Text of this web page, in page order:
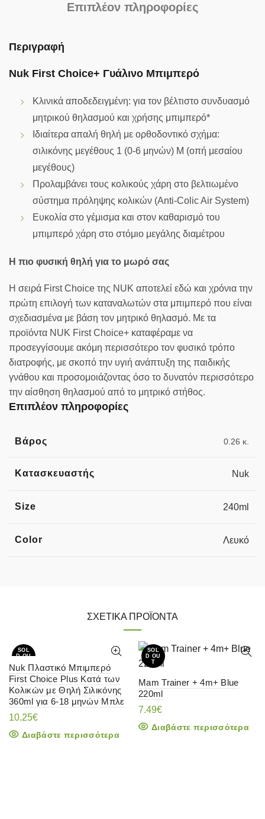
Επιπλέον πληροφορίες
Περιγραφή
Nuk First Choice+ Γυάλινο Μπιμπερό
Κλινικά αποδεδειγμένη: για τον βέλτιστο συνδυασμό
μητρικού θηλασμού και χρήσης μπιμπερό*
Ιδιαίτερα απαλή θηλή με ορθοδοντικό σχήμα:
σιλικόνης μεγέθους 1 (0-6 μηνών) M (οπή μεσαίου
μεγέθους)
Προλαμβάνει τους κολικούς χάρη στο βελτιωμένο
σύστημα πρόληψης κολικών (Anti-Colic Air System)
Ευκολία στο γέμισμα και στον καθαρισμό του
μπιμπερό χάρη στο στόμιο μεγάλης διαμέτρου
Η πιο φυσική θηλή για το μωρό σας
Η σειρά First Choice της NUK αποτελεί εδώ και χρόνια την
πρώτη επιλογή των καταναλωτών στα μπιμπερό που είναι
σχεδιασμένα με βάση τον μητρικό θηλασμό. Με τα
προϊόντα NUK First Choice+ καταφέραμε να
προσεγγίσουμε ακόμη περισσότερο τον φυσικό τρόπο
διατροφής, με σκοπό την υγιή ανάπτυξη της παιδικής
γνάθου και προσομοιάζοντας όσο το δυνατόν περισσότερο
την αίσθηση θηλασμού από το μητρικό στήθος.
Επιπλέον πληροφορίες
Βάρος 0.26 κ.
Κατασκευαστής Nuk
Size 240ml
Color Λευκό
ΣΧΕΤΙΚΆ ΠΡΟΪΌΝΤΑ
SOL
D OU
Nuk Πλαστικό Μπιμπερό
First Choice Plus Κατά των
Κολικών με Θηλή Σιλικόνης
360ml για 6-18 μηνών Μπλε
10.25€
Διαβάστε περισσότερα
SOL
D OU
T
Mam Trainer + 4m+ Blue
220ml
7.49€
Διαβάστε περισσότερα